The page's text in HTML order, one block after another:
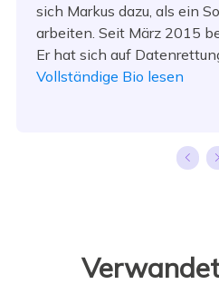
sich Markus dazu, als ein
arbeiten. Seit März 2015
Er hat sich auf
Datensicherung
Vollständige Bio lesen